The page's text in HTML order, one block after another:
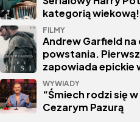
kategorią wiekową!
FILMY
Andrew Garfield na
powstania.
zapowiada epickie
WYWIADY
“Śmiech rodzi się
Cezarym Pazurą